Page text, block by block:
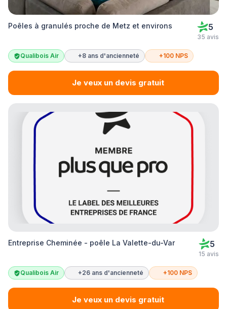
Poêles à granulés proche de Metz et environs 5
35 avis
Qualibois Air +8 ans d'ancienneté +100 NPS
Je veux un devis gratuit
Entreprise Cheminée - poêle La Valette-du-Var 5
15 avis
Qualibois Air +26 ans d'ancienneté +100 NPS
Je veux un devis gratuit